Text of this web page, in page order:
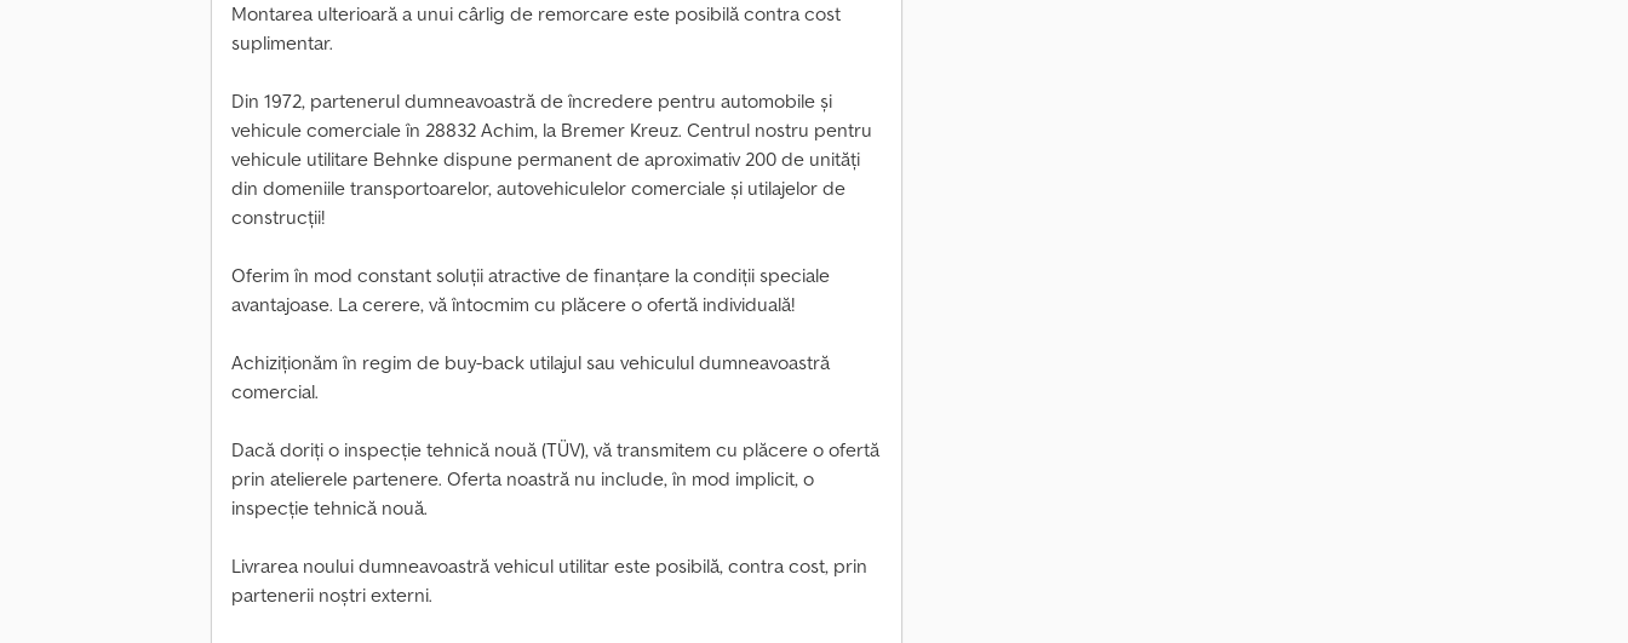
Montarea ulterioară a unui cârlig de remorcare este posibilă contra cost
suplimentar.
Din 1972, partenerul dumneavoastră de încredere pentru automobile și
vehicule comerciale în 28832 Achim, la Bremer Kreuz. Centrul nostru pentru
vehicule utilitare Behnke dispune permanent de aproximativ 200 de unități
din domeniile transportoarelor, autovehiculelor comerciale și utilajelor de
construcții!
Oferim în mod constant soluții atractive de finanțare la condiții speciale
avantajoase. La cerere, vă întocmim cu plăcere o ofertă individuală!
Achiziționăm în regim de buy-back utilajul sau vehiculul dumneavoastră
comercial.
Dacă doriți o inspecție tehnică nouă (TÜV), vă transmitem cu plăcere o ofertă
prin atelierele partenere. Oferta noastră nu include, în mod implicit, o
inspecție tehnică nouă.
Livrarea noului dumneavoastră vehicul utilitar este posibilă, contra cost, prin
partenerii noștri externi.